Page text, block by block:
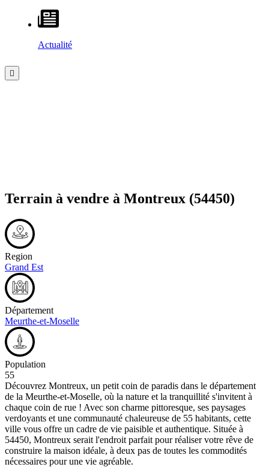
Actualité
Terrain à vendre à Montreux (54450)
Region
Grand Est
Département
Meurthe-et-Moselle
Population
55
Découvrez Montreux, un petit coin de paradis dans le département
de la Meurthe-et-Moselle, où la nature et la tranquillité s'invitent à
chaque coin de rue ! Avec son charme pittoresque, ses paysages
verdoyants et une communauté chaleureuse de 55 habitants, cette
ville vous offre un cadre de vie paisible et authentique. Située à
54450, Montreux serait l'endroit parfait pour réaliser votre rêve de
construire la maison idéale, à deux pas de toutes les commodités
nécessaires pour une vie agréable.